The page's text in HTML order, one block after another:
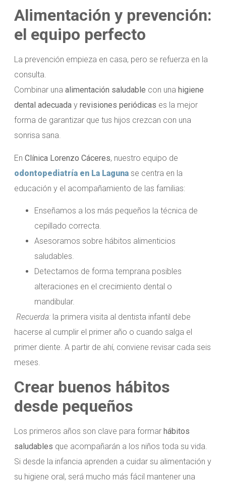
Alimentación y prevención:
el equipo perfecto
La prevención empieza en casa, pero se refuerza en la
consulta.
Combinar una alimentación saludable con una higiene
dental adecuada y revisiones periódicas es la mejor
forma de garantizar que tus hijos crezcan con una
sonrisa sana.
En Clínica Lorenzo Cáceres, nuestro equipo de
odontopediatría en La Laguna se centra en la
educación y el acompañamiento de las familias:
Enseñamos a los más pequeños la técnica de
cepillado correcta.
Asesoramos sobre hábitos alimenticios
saludables.
Detectamos de forma temprana posibles
alteraciones en el crecimiento dental o
mandibular.
Recuerda: la primera visita al dentista infantil debe
hacerse al cumplir el primer año o cuando salga el
primer diente. A partir de ahí, conviene revisar cada seis
meses.
Crear buenos hábitos
desde pequeños
Los primeros años son clave para formar hábitos
saludables que acompañarán a los niños toda su vida.
Si desde la infancia aprenden a cuidar su alimentación y
su higiene oral, será mucho más fácil mantener una